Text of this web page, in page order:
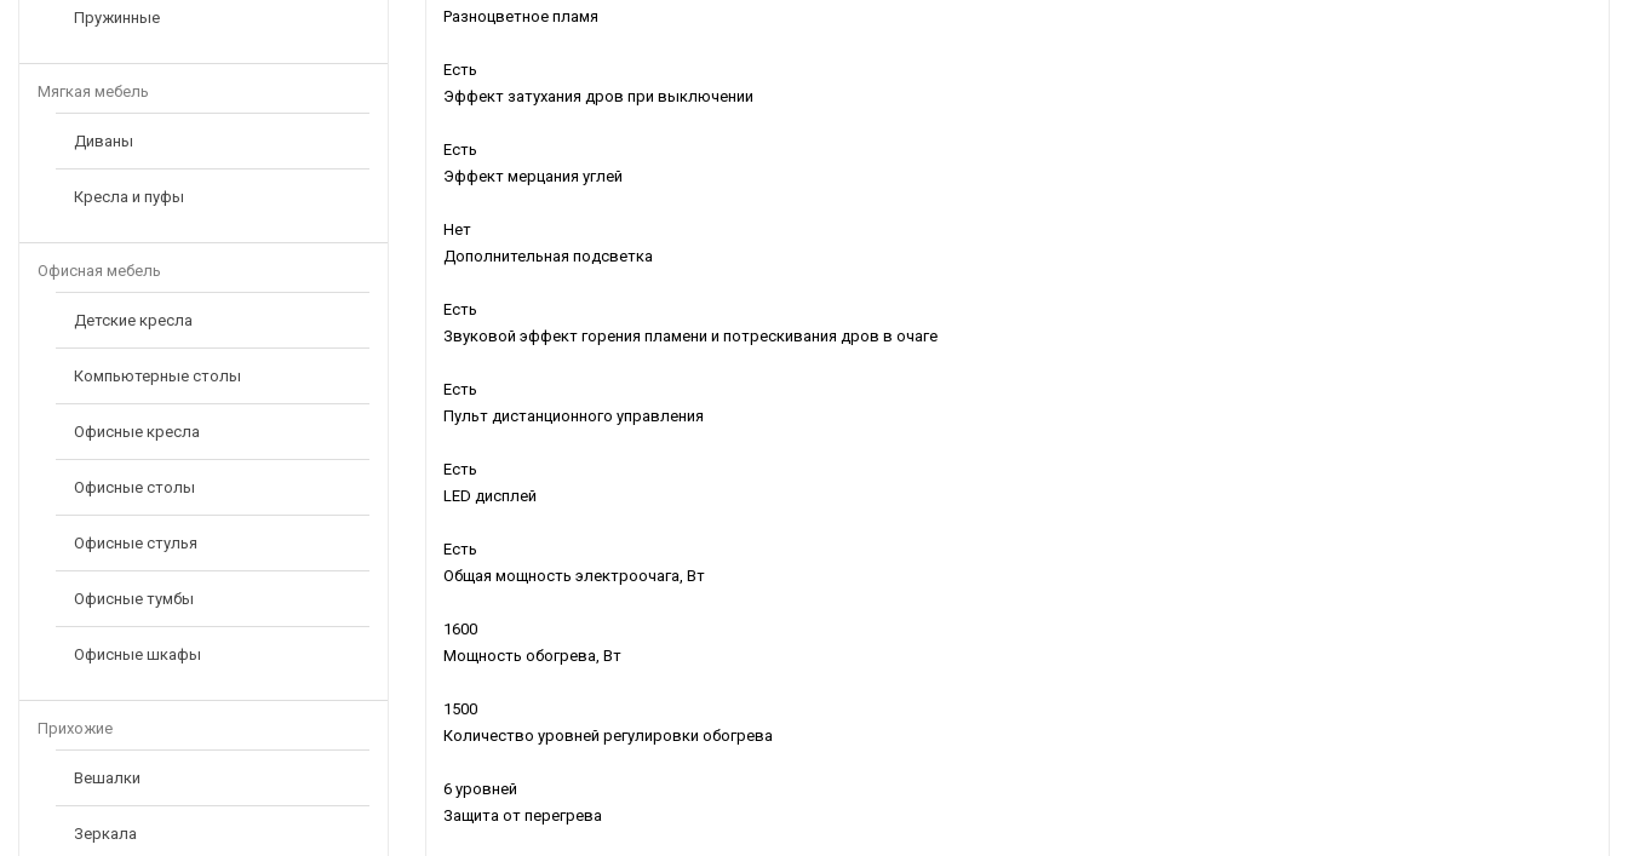
Пружинные
Мягкая мебель
Диваны
Кресла и пуфы
Офисная мебель
Детские кресла
Компьютерные столы
Офисные кресла
Офисные столы
Офисные стулья
Офисные тумбы
Офисные шкафы
Прихожие
Вешалки
Зеркала
Разноцветное пламя
Есть
Эффект затухания дров при выключении
Есть
Эффект мерцания углей
Нет
Дополнительная подсветка
Есть
Звуковой эффект горения пламени и потрескивания дров в очаге
Есть
Пульт дистанционного управления
Есть
LED дисплей
Есть
Общая мощность электроочага, Вт
1600
Мощность обогрева, Вт
1500
Количество уровней регулировки обогрева
6 уровней
Защита от перегрева